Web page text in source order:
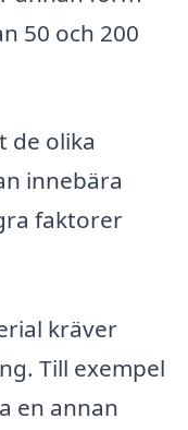
50 och 200
de olika
innebära
faktorer
kräver
Till exempel
en annan